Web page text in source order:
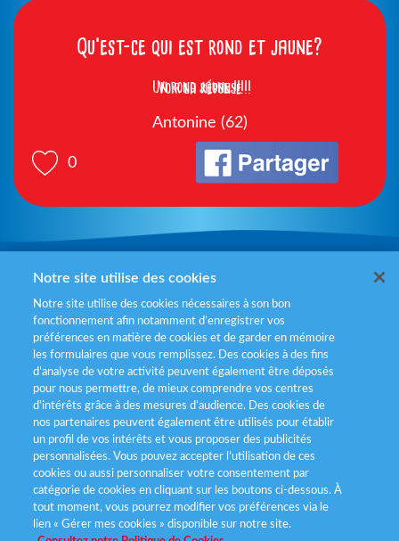
Qu’est-ce qui est rond et jaune?
Voir la réponse
Un rond jaune !!!!!
0
Antonine (62)
Mentions légales
Politiques de gestion des cookies
Politique données personnelles
Services consommateurs
Déclaration d’accessibilité
Notre site utilise des cookies
Notre site utilise des cookies nécessaires à son bon
fonctionnement afin notamment d’enregistrer vos
préférences en matière de cookies et de garder en mémoire
les formulaires que vous remplissez. Des cookies à des fins
d’analyse de votre activité peuvent également être déposés
pour nous permettre, de mieux comprendre vos centres
d'intérêts grâce à des mesures d’audience. Des cookies de
nos partenaires peuvent également être utilisés pour établir
un profil de vos intérêts et vous proposer des publicités
personnalisées. Vous pouvez accepter l’utilisation de ces
cookies ou aussi personnaliser votre consentement par
catégorie de cookies en cliquant sur les boutons ci-dessous. À
tout moment, vous pourrez modifier vos préférences via le
lien « Gérer mes cookies » disponible sur notre site.